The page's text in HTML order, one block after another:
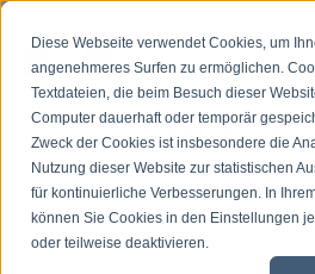
Diese Webseite verwendet Cookies, um
angenehmeres Surfen zu ermöglichen.
Textdateien, die beim Besuch dieser
Computer dauerhaft oder temporär
Zweck der Cookies ist insbesondere die
Nutzung dieser Website zur statistischen
für kontinuierliche Verbesserungen. In
können Sie Cookies in den Einstellungen
oder teilweise deaktivieren.
Willkommen
Trafo Blog